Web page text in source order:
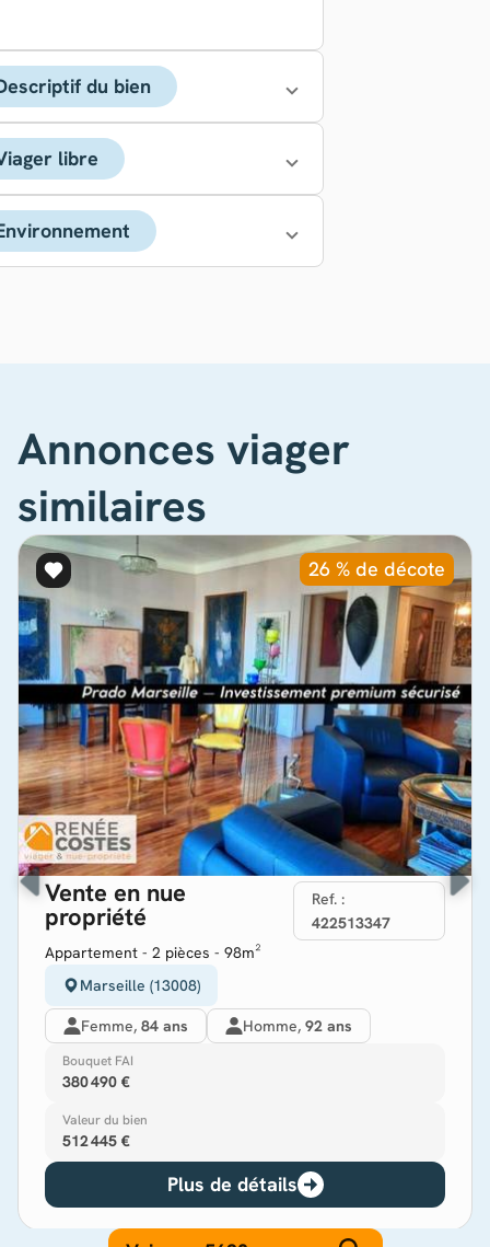
du bien
libre
Annonces viager
similaires
26 % de décote
Vente en nue
propriété
Ref. :
422513347
Appartement - 2 pièces - 98m²
Marseille (13008)
Femme, 84 ans Homme, 92 ans
Bouquet FAI
380 490 €
Valeur du bien
512 445 €
Plus de détails